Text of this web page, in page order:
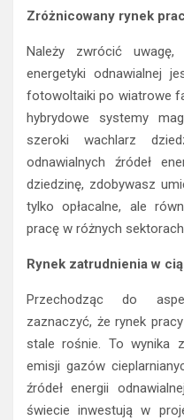
Zróżnicowany rynek
Należy zwrócić
energetyki odnawialnej
fotowoltaiki po wiatrowe
hybrydowe systemy
szeroki wachlarz
odnawialnych źródeł
dziedzinę, zdobywasz
tylko opłacalne, ale
pracę w różnych
Rynek zatrudnienia w
Przechodząc do
zaznaczyć, że rynek
stale rośnie. To wynika
emisji gazów
źródeł energii
świecie inwestują w